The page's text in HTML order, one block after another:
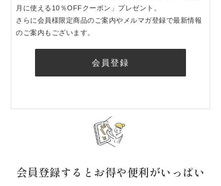
月に使える10％OFFクーポン」プレゼント。
さらに会員様限定商品のご案内やメルマガ登録で最新情報
のご案内もございます。
会員登録
会員登録するとお得や便利がいっぱい